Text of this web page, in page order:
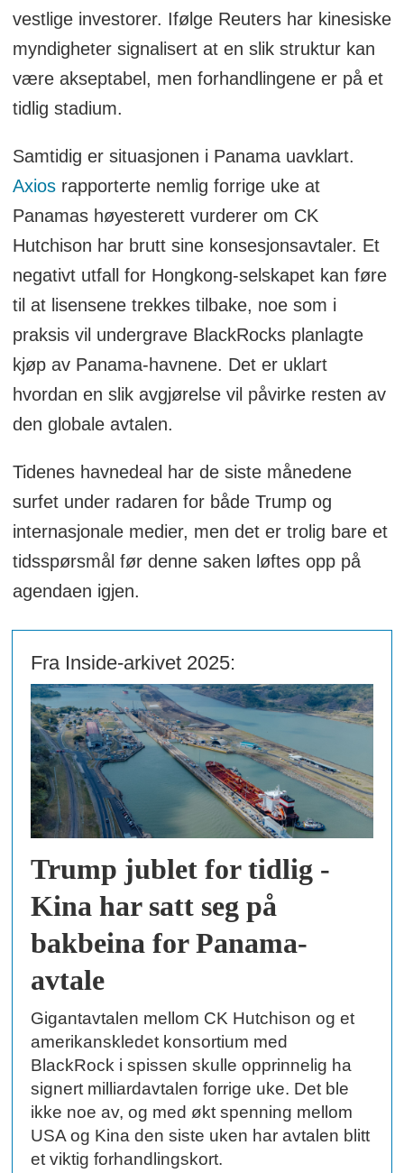
vestlige investorer. Ifølge Reuters har kinesiske
myndigheter signalisert at en slik struktur kan
være akseptabel, men forhandlingene er på et
tidlig stadium.
Samtidig er situasjonen i Panama uavklart.
Axiosrapporterte nemlig forrige uke at
Panamas høyesterett vurderer om CK
Hutchison har brutt sine konsesjonsavtaler. Et
negativt utfall for Hongkong-selskapet kan føre
til at lisensene trekkes tilbake, noe som i
praksis vil undergrave BlackRocks planlagte
kjøp av Panama-havnene. Det er uklart
hvordan en slik avgjørelse vil påvirke resten av
den globale avtalen.
Tidenes havnedeal har de siste månedene
surfet under radaren for både Trump og
internasjonale medier, men det er trolig bare et
tidsspørsmål før denne saken løftes opp på
agendaen igjen.
Fra Inside-arkivet 2025:
Trump jublet for tidlig -
Kina har satt seg på
bakbeina for Panama-
avtale
Gigantavtalen mellom CK Hutchison og et
amerikanskledet konsortium med
BlackRock i spissen skulle opprinnelig ha
signert milliardavtalen forrige uke. Det ble
ikke noe av, og med økt spenning mellom
USA og Kina den siste uken har avtalen blitt
et viktig forhandlingskort.